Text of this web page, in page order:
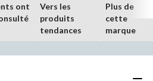
ont
Vers les
produits
tendances
Plus de
cette
marque